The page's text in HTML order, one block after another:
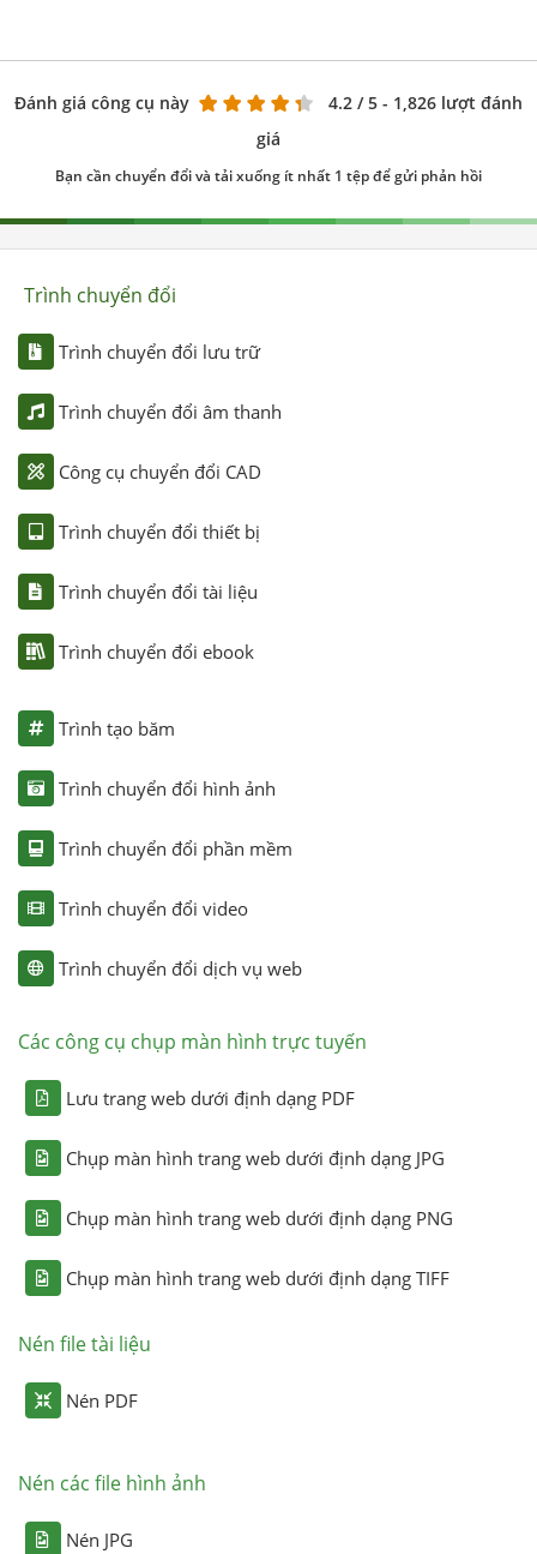
Đánh giá công cụ này 4.2 / 5 - 1,826 lượt đánh
giá
Bạn cần chuyển đổi và tải xuống ít nhất 1 tệp để gửi phản hồi
Trình chuyển đổi
Trình chuyển đổi lưu trữ
Trình chuyển đổi âm thanh
Công cụ chuyển đổi CAD
Trình chuyển đổi thiết bị
Trình chuyển đổi tài liệu
Trình chuyển đổi ebook
Trình tạo băm
Trình chuyển đổi hình ảnh
Trình chuyển đổi phần mềm
Trình chuyển đổi video
Trình chuyển đổi dịch vụ web
Các công cụ chụp màn hình trực tuyến
Lưu trang web dưới định dạng PDF
Chụp màn hình trang web dưới định dạng JPG
Chụp màn hình trang web dưới định dạng PNG
Chụp màn hình trang web dưới định dạng TIFF
Nén file tài liệu
Nén PDF
Nén các file hình ảnh
Nén JPG